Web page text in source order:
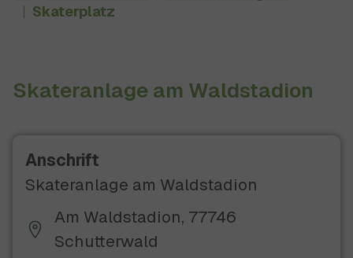
Skaterplatz
Skateranlage am Waldstadion
Anschrift
Skateranlage am Waldstadion
Am Waldstadion, 77746
Schutterwald